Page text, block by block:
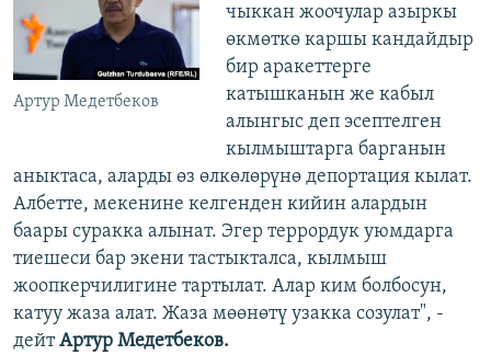
Артур Медетбеков
чыккан жоочулар азыркы
өкмөткө каршы кандайдыр
бир аракеттерге
катышканын же кабыл
алынгыс деп эсептелген
кылмыштарга барганын
аныктаса, аларды өз өлкөлөрүнө депортация кылат.
Албетте, мекенине келгенден кийин алардын
баары суракка алынат. Эгер террордук уюмдарга
тиешеси бар экени тастыкталса, кылмыш
жоопкерчилигине тартылат. Алар ким болбосун,
катуу жаза алат. Жаза мөөнөтү узакка созулат", -
дейтАртур Медетбеков.